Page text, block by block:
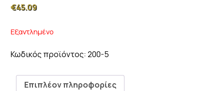
€45.09
Εξαντλημένο
Κωδικός προϊόντος: 200-5
Επιπλέον πληροφορίες